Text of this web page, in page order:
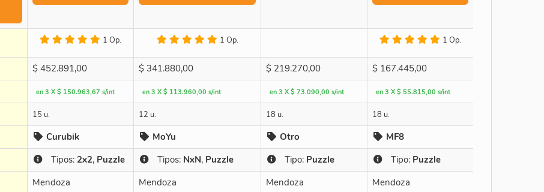
1 Op. 1 Op. 1 Op.
$ 452.891,00 $ 341.880,00 $ 219.270,00 $ 167.445,00
en 3 X $ 150.963,67 s/int en 3 X $ 113.960,00 s/int en 3 X $ 73.090,00 s/int en 3 X $ 55.815,00 s/int
15 u. 12 u. 18 u. 18 u.
Curubik MoYu Otro
MF8
Tipos: 2x2, Puzzle Tipos: NxN, Puzzle Tipo: Puzzle Tipo: Puzzle
Mendoza Mendoza Mendoza Mendoza